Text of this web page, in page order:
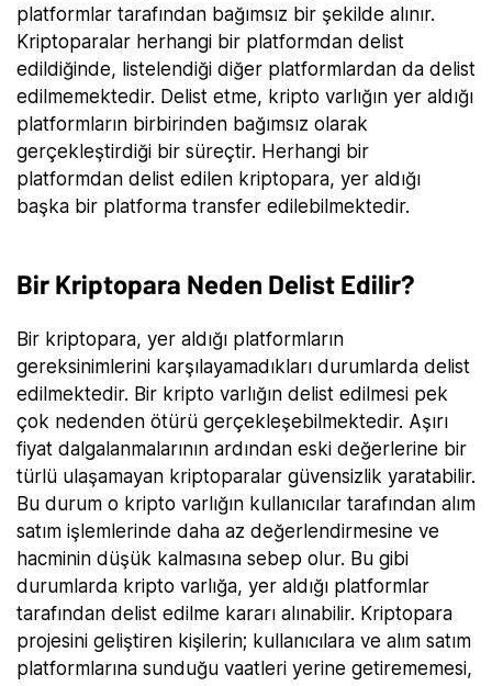
platformlar tarafından bağımsız bir şekilde alınır.
Kriptoparalar herhangi bir platformdan delist
edildiğinde, listelendiği diğer platformlardan da delist
edilmemektedir. Delist etme, kripto varlığın yer aldığı
platformların birbirinden bağımsız olarak
gerçekleştirdiği bir süreçtir. Herhangi bir
platformdan delist edilen kriptopara, yer aldığı
başka bir platforma transfer edilebilmektedir.
Bir Kriptopara Neden Delist Edilir?
Bir kriptopara, yer aldığı platformların
gereksinimlerini karşılayamadıkları durumlarda delist
edilmektedir. Bir kripto varlığın delist edilmesi pek
çok nedenden ötürü gerçekleşebilmektedir. Aşırı
fiyat dalgalanmalarının ardından eski değerlerine bir
türlü ulaşamayan kriptoparalar güvensizlik yaratabilir.
Bu durum o kripto varlığın kullanıcılar tarafından alım
satım işlemlerinde daha az değerlendirmesine ve
hacminin düşük kalmasına sebep olur. Bu gibi
durumlarda kripto varlığa, yer aldığı platformlar
tarafından delist edilme kararı alınabilir. Kriptopara
projesini geliştiren kişilerin; kullanıcılara ve alım satım
platformlarına sunduğu vaatleri yerine getirememesi,